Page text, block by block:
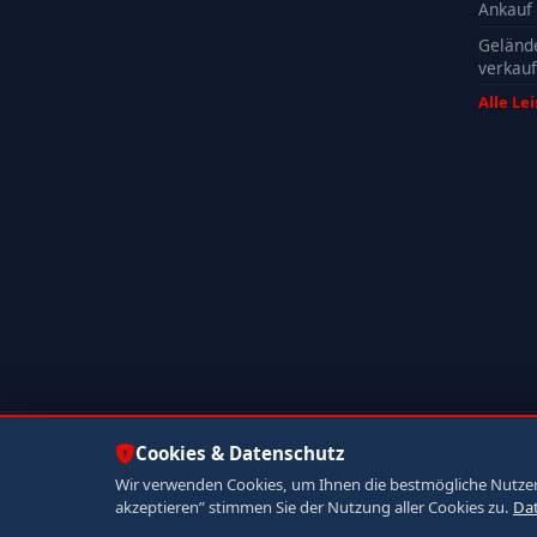
Ankauf
Alle
© 2026 Autoankauf ADAM. Alle Rechte vorbehalten.
Jetzt anrufen
Cookies & Datenschutz
Wir verwenden Cookies, um Ihnen die bestmögliche
akzeptieren” stimmen Sie der Nutzung aller Cookies zu.